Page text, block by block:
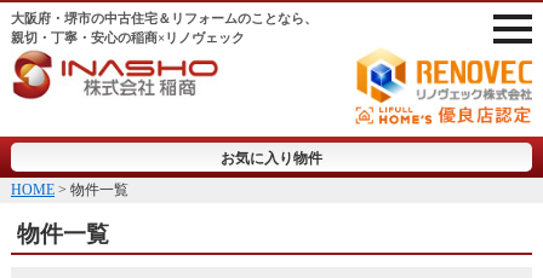
大阪府・堺市の中古住宅＆リフォームのことなら、
親切・丁寧・安心の稲商×リノヴェック
お気に入り物件
HOME> 物件一覧
物件一覧